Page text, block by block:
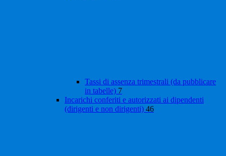
Tassi di assenza trimestrali (da pubblicare
in tabelle) 7
Incarichi conferiti e autorizzati ai dipendenti
(dirigenti e non dirigenti) 46